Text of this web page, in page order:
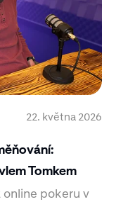
22. května 2026
Tomkem
pokeru v